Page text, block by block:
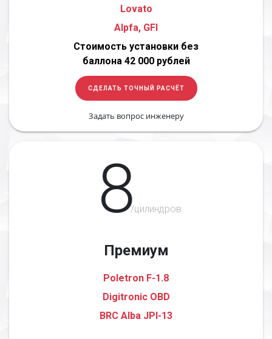
Lovato
Alpfa, GFI
Стоимость установки без
баллона 42 000 рублей
СДЕЛАТЬ ТОЧНЫЙ РАСЧЁТ
Задать вопрос инженеру
8/цилиндров
Премиум
Poletron F-1.8
Digitronic OBD
BRC Alba JPI-13